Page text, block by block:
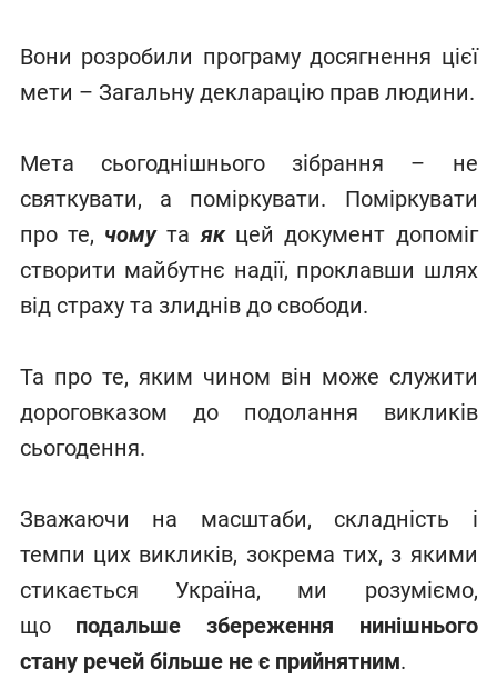
Вони розробили програму досягнення цієї
мети – Загальну декларацію прав людини.
Мета сьогоднішнього зібрання – не
святкувати, а поміркувати. Поміркувати
про те, чомута якцей документ допоміг
створити майбутнє надії, проклавши шлях
від страху та злиднів до свободи.
Та про те, яким чином він може служити
дороговказом до подолання викликів
сьогодення.
Зважаючи на масштаби, складність і
темпи цих викликів, зокрема тих, з якими
стикається Україна, ми розуміємо,
що подальше збереження нинішнього
стану речей більше не є прийнятним.